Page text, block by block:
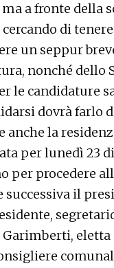
a fronte della
di
un seppur
nonché dello
le candidature
dovrà farlo
la
per lunedì 23
per procedere
il
eletta